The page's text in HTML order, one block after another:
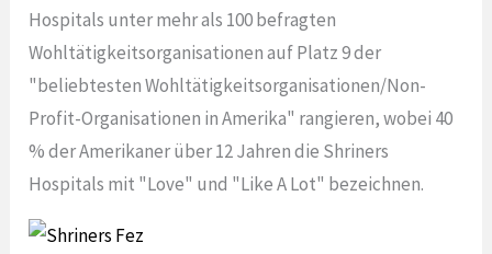
Hospitals unter mehr als 100 befragten
Wohltätigkeitsorganisationen auf Platz 9 der
"beliebtesten Wohltätigkeitsorganisationen/Non-
Profit-Organisationen in Amerika" rangieren, wobei 40
% der Amerikaner über 12 Jahren die Shriners
Hospitals mit "Love" und "Like A Lot" bezeichnen.